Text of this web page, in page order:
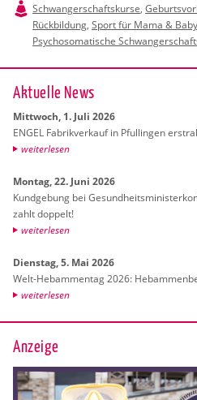
Schwangerschaftskurse,
Rückbildung, Sport für Mama & Baby
Psychosomatische
Ak­tu­el­le News
Mitt­woch, 1. Juli 2026
ENGEL Fa­brik­ver­kauf in Pful­lin­gen
wei­ter­le­sen
Mon­tag, 22. Juni 2026
Kund­ge­bung bei
zahlt dop­pelt!
wei­ter­le­sen
Diens­tag, 5. Mai 2026
Welt-Heb­am­men­tag 2026:
wei­ter­le­sen
Anzeige